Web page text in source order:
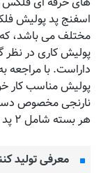
اسفنج پد پولیش
مختلف می باشد،
پولیش کاری در
پولیش مناسب کار
هر بسته شامل ۲ پد می باشد.
معرفی تولید